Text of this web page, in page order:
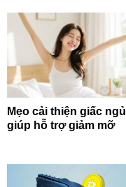
Mẹo cải thiện giấc ngủ
giúp hỗ trợ giảm mỡ